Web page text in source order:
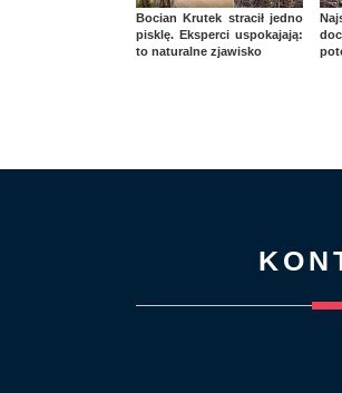
Bocian Krutek stracił jedno
pisklę. Eksperci uspokajają:
to naturalne zjawisko